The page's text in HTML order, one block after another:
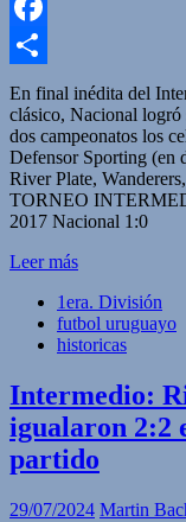
WhatsApp
Facebook
Compartir
En final inédita del
clásico, Nacional logró
dos campeonatos los
Defensor Sporting (en
River Plate,
TORNEO
2017 Nacional 1:0
Leer más
1era. División
futbol uruguayo
historicas
Intermedio:
igualaron 2:2
partido
29/07/2024 Martin